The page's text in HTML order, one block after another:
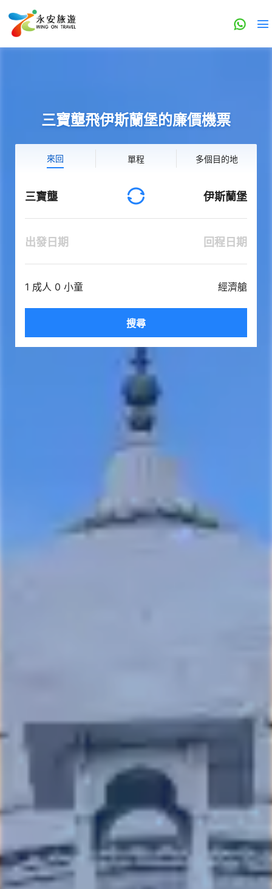
三寶壟飛伊斯蘭堡的廉價機票
來回 單程 多個目的地
三寶壟 伊斯蘭堡
出發日期 回程日期
1 成人 0 小童 經濟艙
搜尋